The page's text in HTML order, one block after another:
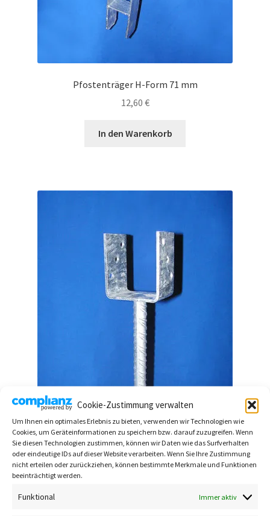
Cookie-Zustimmung verwalten
Um Ihnen ein optimales Erlebnis zu bieten, verwenden wir Technologien wie
Cookies, um Geräteinformationen zu speichern bzw. darauf zuzugreifen. Wenn
Sie diesen Technologien zustimmen, können wir Daten wie das Surfverhalten
oder eindeutige IDs auf dieser Website verarbeiten. Wenn Sie Ihre Zustimmung
nicht erteilen oder zurückziehen, können bestimmte Merkmale und Funktionen
beeinträchtigt werden.
Funktional Immer aktiv
Pfostenträger H-Form 71 mm
12,60 €
In den Warenkorb
Pfostenträger mit Stab 81 mm